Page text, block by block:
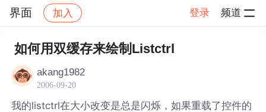
界面 加入 登录 频道
社区 界面 帖子详情
如何用双缓存来绘制Listctrl
akang1982
2006-09-20
我的listctrl在大小改变是总是闪烁，如果重载了控件的